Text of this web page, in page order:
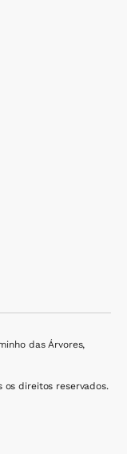
das Árvores,
os direitos reservados.